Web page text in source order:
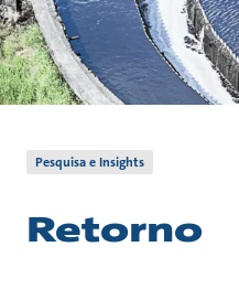
Pesquisa e Insights
Retorno